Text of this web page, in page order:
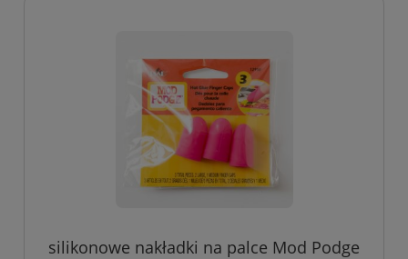
silikonowe nakładki na palce Mod Podge